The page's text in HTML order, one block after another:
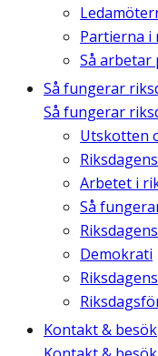
Partierna i
Så arbetar
Så fungerar
Så fungerar
Utskotten
Arbetet i
Så
Demokrati
Kontakt & besök